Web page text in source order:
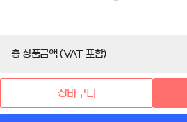
총 상품금액 (VAT 포함)
장바구니